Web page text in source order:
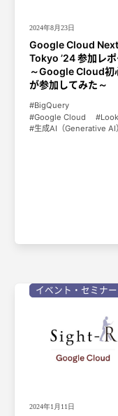
2024年8月23日
Google Cloud Next
Tokyo ’24 参加レポ
～Google Cloud初
が参加してみた～
BigQuery
Google Cloud
生成AI（Generative AI）
イベント・セミナー
2024年1月11日